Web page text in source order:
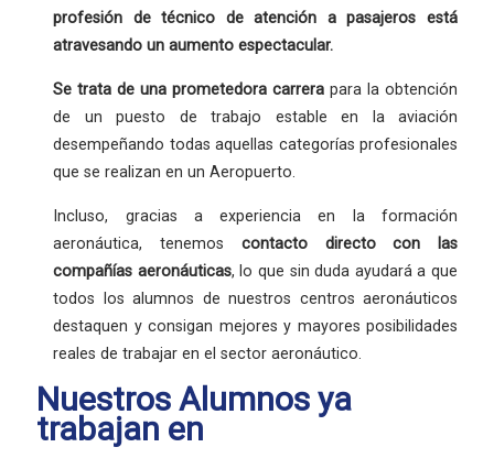
profesión
de técnico de atención a pasajeros está
atravesando un aumento espectacular.
Se trata de unaprometedora carrera para la obtención
de un puesto de trabajo estable en la aviación
desempeñando todas aquellas categorías profesionales
que se realizan en un Aeropuerto.
Incluso, gracias a experiencia en la formación
aeronáutica, tenemos contacto directo con las
compañías aeronáuticas, lo que sin duda ayudará a que
todos los alumnos de nuestros centros aeronáuticos
destaquen y consigan mejores y mayores posibilidades
reales de trabajar en el sector aeronáutico.
Nuestros Alumnos ya
trabajan en